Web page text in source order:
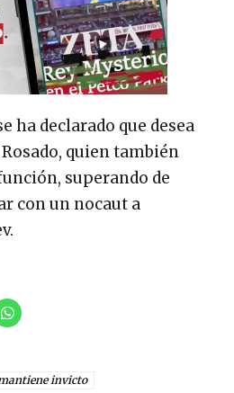
ha declarado que desea
quien también
superando de
con un nocaut a
invicto